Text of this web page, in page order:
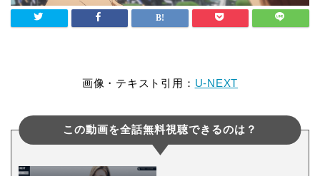
画像・テキスト引用： U-NEXT
この動画を全話無料視聴できるのは？